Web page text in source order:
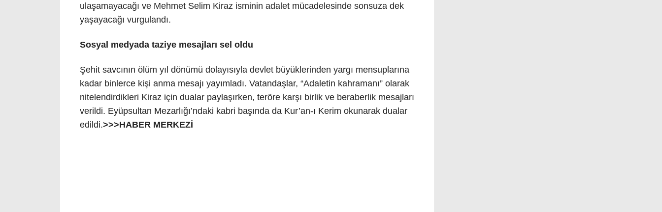
ulaşamayacağı ve Mehmet Selim Kiraz isminin adalet mücadelesinde sonsuza dek
yaşayacağı vurgulandı.
Sosyal medyada taziye mesajları sel oldu
Şehit savcının ölüm yıl dönümü dolayısıyla devlet büyüklerinden yargı mensuplarına
kadar binlerce kişi anma mesajı yayımladı. Vatandaşlar, “Adaletin kahramanı” olarak
nitelendirdikleri Kiraz için dualar paylaşırken, teröre karşı birlik ve beraberlik mesajları
verildi. Eyüpsultan Mezarlığı’ndaki kabri başında da Kur’an-ı Kerim okunarak dualar
edildi.>>>HABER MERKEZİ